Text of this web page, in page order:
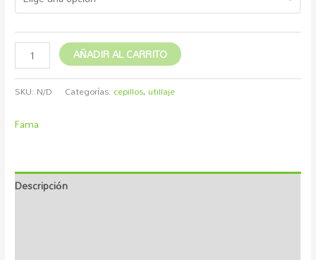
AÑADIR AL CARRITO
SKU: N/D Categorías: cepillos,utillaje
Fama
Descripción